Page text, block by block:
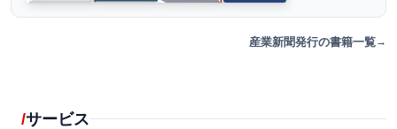
産業新聞発行の書籍一覧
サービス